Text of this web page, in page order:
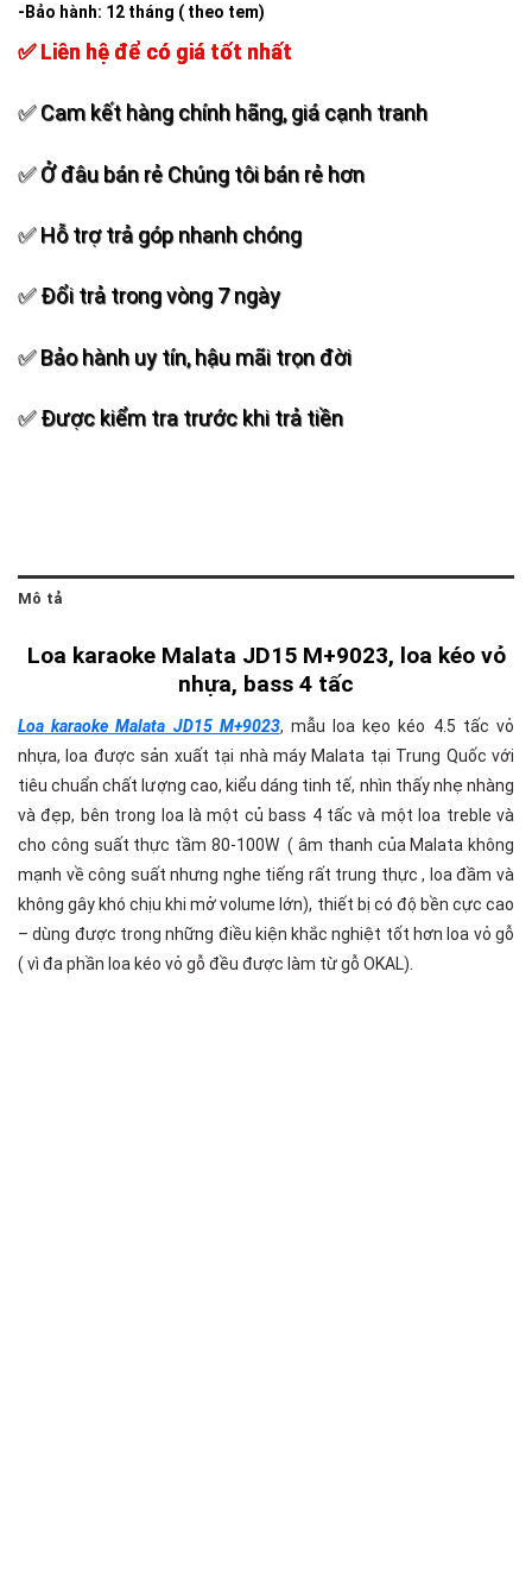
-Bảo hành: 12 tháng ( theo tem)
✅ Liên hệ để có giá tốt nhất
✅ Cam kết hàng chính hãng, giá cạnh tranh
✅ Ở đâu bán rẻ Chúng tôi bán rẻ hơn
✅ Hỗ trợ trả góp nhanh chóng
✅ Đổi trả trong vòng 7 ngày
✅ Bảo hành uy tín, hậu mãi trọn đời
✅ Được kiểm tra trước khi trả tiền
Mô tả
Loa karaoke Malata JD15 M+9023, loa kéo vỏ
nhựa, bass 4 tấc
Loa karaoke Malata JD15 M+9023, mẫu loa kẹo kéo 4.5 tấc vỏ
nhựa, loa được sản xuất tại nhà máy Malata tại Trung Quốc với
tiêu chuẩn chất lượng cao, kiểu dáng tinh tế, nhìn thấy nhẹ nhàng
và đẹp, bên trong loa là một củ bass 4 tấc và một loa treble và
cho công suất thực tầm 80-100W ( âm thanh của Malata không
mạnh về công suất nhưng nghe tiếng rất trung thực , loa đầm và
không gây khó chịu khi mở volume lớn), thiết bị có độ bền cực cao
– dùng được trong những điều kiện khắc nghiệt tốt hơn loa vỏ gỗ
( vì đa phần loa kéo vỏ gỗ đều được làm từ gỗ OKAL).